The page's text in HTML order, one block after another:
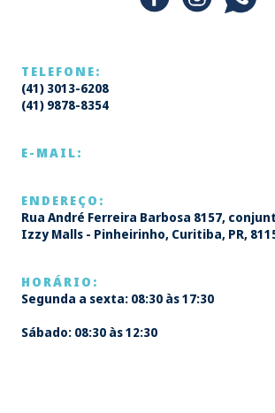
TELEFONE:
(41) 3013-6208
(41) 9878-8354
E-MAIL:
ENDEREÇO:
Rua André Ferreira Barbosa 8157,
Izzy Malls - Pinheirinho, Curitiba, PR,
HORÁRIO:
Segunda a sexta: 08:30 às 17:30
Sábado: 08:30 às 12:30